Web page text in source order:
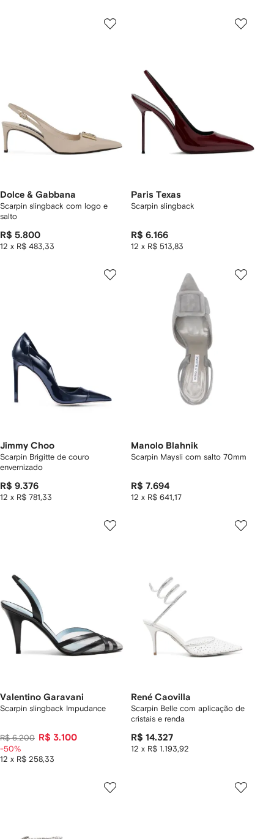
Dolce & Gabbana
Scarpin slingback com logo e
salto
R$ 5.800
12 x R$ 483,33
Paris Texas
Scarpin slingback
R$ 6.166
12 x R$ 513,83
Jimmy Choo
Scarpin Brigitte de couro
envernizado
R$ 9.376
12 x R$ 781,33
Manolo Blahnik
Scarpin Maysli com salto 70mm
R$ 7.694
12 x R$ 641,17
Valentino Garavani
Scarpin slingback Impudance
R$ 6.200 R$ 3.100
12 x R$ 258,33
-50%
René Caovilla
Scarpin Belle com aplicação de
cristais e renda
R$ 14.327
12 x R$ 1.193,92